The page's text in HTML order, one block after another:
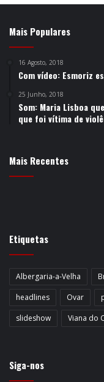
Mais Populares
16 Agosto, 2018
Com vídeo: Esmoriz
25 Junho, 2018
Som: Maria Lisboa
que foi vítima de
Mais Recentes
Etiquetas
Albergaria-a-Velha
headlines
Ovar
slideshow
Viana do
Siga-nos